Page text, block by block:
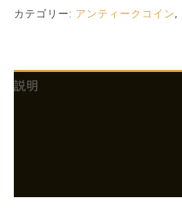
カテゴリー: アンティークコイン,
説明